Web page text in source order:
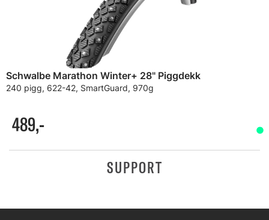
Schwalbe Marathon Winter+ 28" Piggdekk
240 pigg, 622-42, SmartGuard, 970g
489,-
SUPPORT